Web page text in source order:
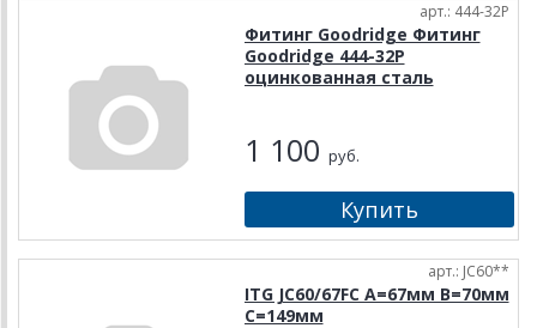
арт.: 444-32P
Фитинг Goodridge Фитинг
Goodridge 444-32P
оцинкованная сталь
1 100 руб.
арт.: JC60**
ITG JC60/67FC A=67мм B=70мм
C=149мм